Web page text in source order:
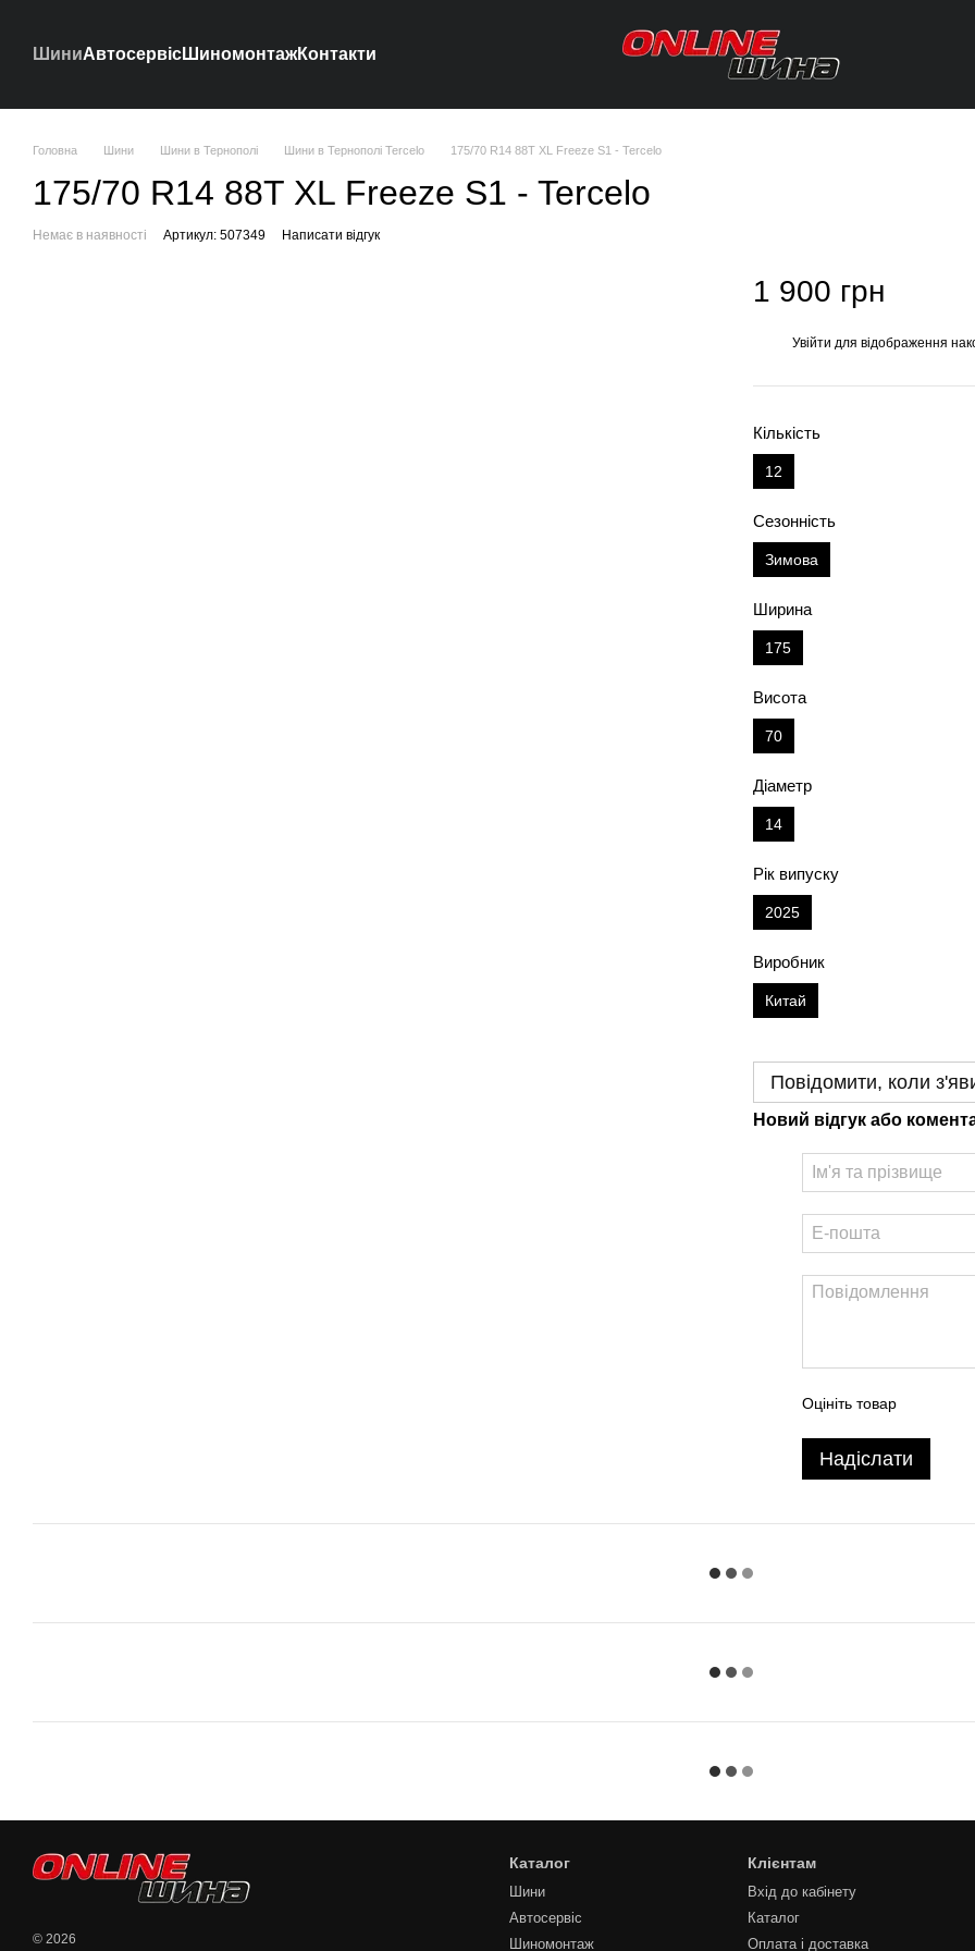
ШиниАвтосервісШиномонтажКонтакти
Головна Шини Шини в Тернополі Шини в Тернополі Tercelo 175/70 R14 88T XL Freeze S1 - Tercelo
175/70 R14 88T XL Freeze S1 - Tercelo
Немає в наявності Артикул: 507349 Написати відгук
1 900 грн
Увійти для відображення
Кількість
12
Сезонність
Зимова
Ширина
175
Висота
70
Діаметр
14
Рік випуску
2025
Виробник
Китай
Повідомити, коли
Новий відгук або
Оцініть товар
Надіслати
© 2026
Каталог
Шини
Автосервіс
Шиномонтаж
Клієнтам
Вхід до кабінету
Каталог
Оплата і доставка